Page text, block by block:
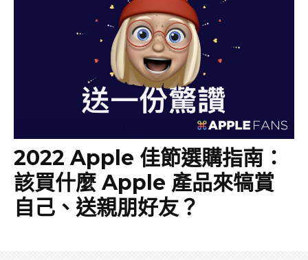
2022 Apple 佳節選購指南：
該買什麼 Apple 產品來犒賞
自己、送親朋好友？